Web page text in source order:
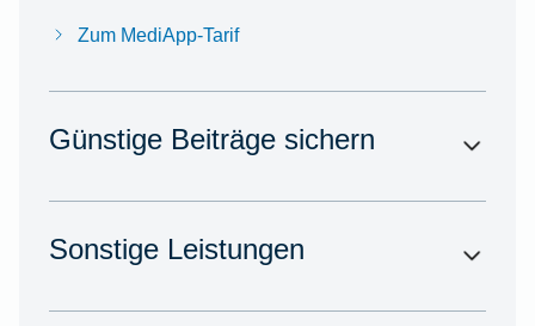
Zum MediApp-Tarif
Günstige Beiträge sichern
Sonstige Leistungen